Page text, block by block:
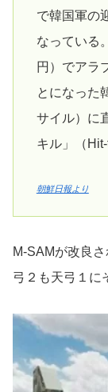
で韓国軍の
なっている
円）でアラ
とになった
サイル）に
キル」（
朝鮮日報より
M-SAMが改良
弓２も天弓１に